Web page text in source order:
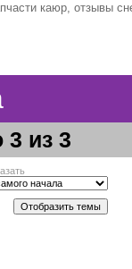
из 3